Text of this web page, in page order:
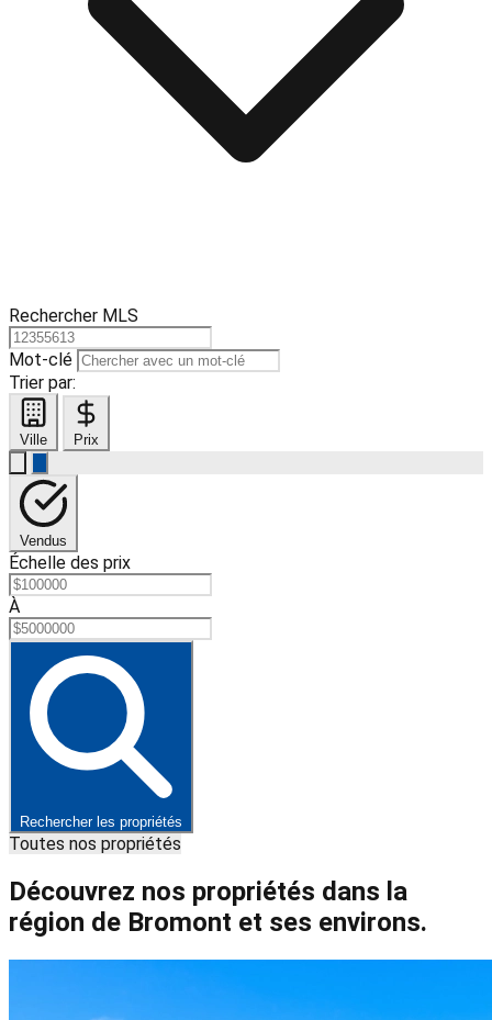
Rechercher MLS
Mot-clé
Trier par:
Ville Prix
Vendus
Échelle des prix
À
Rechercher les propriétés
Toutes nos propriétés
Découvrez nos propriétés dans la
région de Bromont et ses environs.